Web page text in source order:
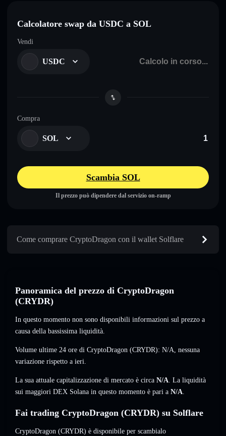
Calcolatore swap da USDC a SOL
Vendi
USDC
Compra
SOL
Scambia SOL
Il prezzo può dipendere dal servizio on-ramp
Come comprare CryptoDragon con il wallet Solflare
Panoramica del prezzo di CryptoDragon
(CRYDR)
In questo momento non sono disponibili informazioni sul prezzo a
causa della bassissima liquidità.
Volume ultime 24 ore di CryptoDragon (CRYDR): N/A, nessuna
variazione rispetto a ieri.
La sua attuale capitalizzazione di mercato è circa N/A. La liquidità
sui maggiori DEX Solana in questo momento è pari a N/A.
Fai trading CryptoDragon (CRYDR) su Solflare
CryptoDragon (CRYDR) è disponibile per scambialo